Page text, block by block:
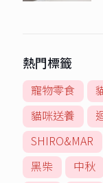
熱門標籤
寵物零食
貓咪送養
SHIRO&MAR
黑柴
中秋